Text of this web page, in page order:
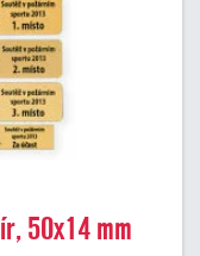
50x14 mm